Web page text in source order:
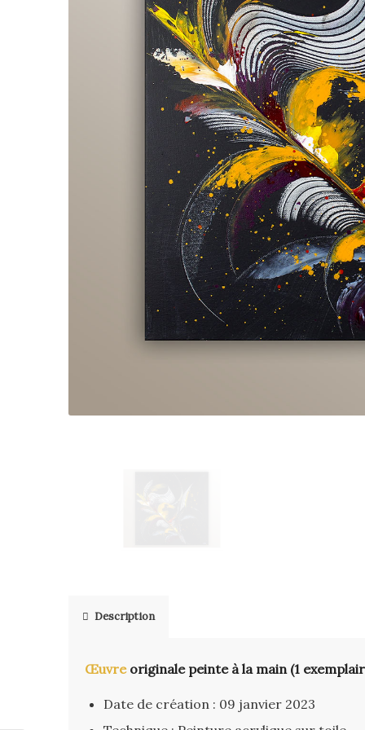
Description
Œuvreoriginale peinte à la main (1
Date de création : 09 janvier 2023